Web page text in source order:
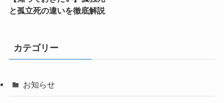
と孤立死の違いを徹底解説
カテゴリー
お知らせ